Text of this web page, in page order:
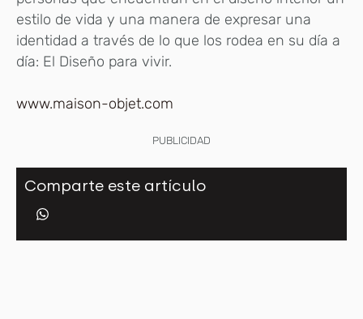
estilo de vida y una manera de expresar una
identidad a través de lo que los rodea en su día a
día: El Diseño para vivir.
www.maison-objet.com
PUBLICIDAD
Comparte este artículo